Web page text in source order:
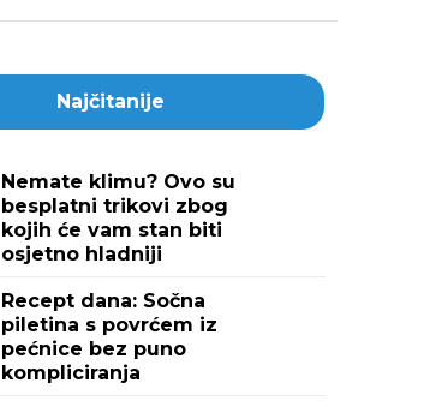
Najčitanije
Nemate klimu? Ovo su
besplatni trikovi zbog
kojih će vam stan biti
osjetno hladniji
Recept dana: Sočna
piletina s povrćem iz
pećnice bez puno
kompliciranja